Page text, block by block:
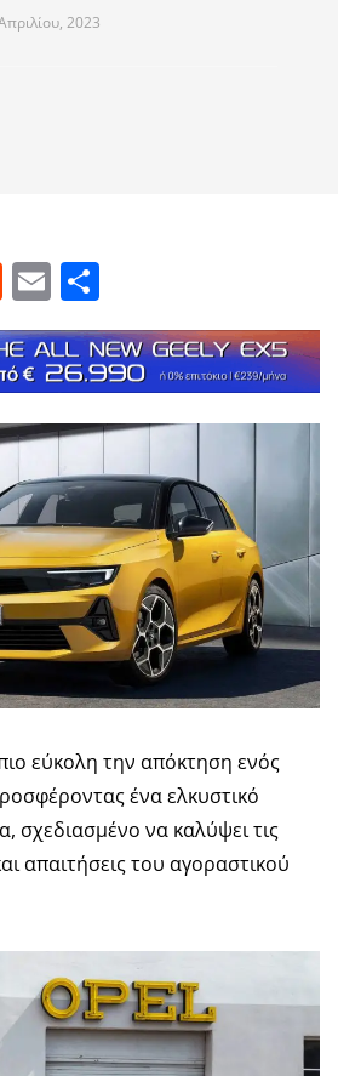
2023
Reddit
Email
εύκολη την απόκτηση ενός
ένα ελκυστικό
σχεδιασμένο να καλύψει τις
απαιτήσεις του αγοραστικού